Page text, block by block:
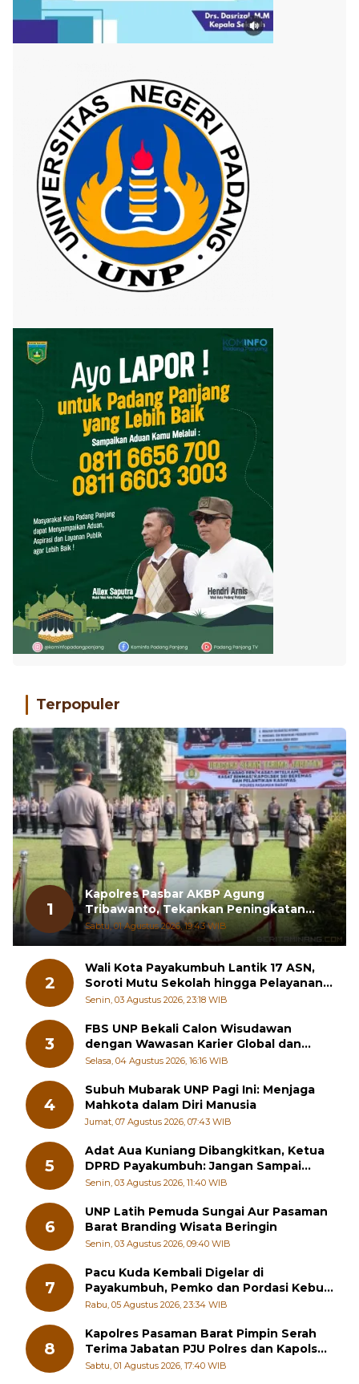
Terpopuler
1
Kapolres Pasbar AKBP Agung
Tribawanto, Tekankan Peningkatan
Pelayanan dan Sinergi dengan
Masyarakat
Sabtu, 01 Agustus 2026, 19:43 WIB
2
Wali Kota Payakumbuh Lantik 17 ASN,
Soroti Mutu Sekolah hingga Pelayanan
RSUD
Senin, 03 Agustus 2026, 23:18 WIB
3
FBS UNP Bekali Calon Wisudawan
dengan Wawasan Karier Global dan
Kewirausahaan Kreatif
Selasa, 04 Agustus 2026, 16:16 WIB
4
Subuh Mubarak UNP Pagi Ini: Menjaga
Mahkota dalam Diri Manusia
Jumat, 07 Agustus 2026, 07:43 WIB
5
Adat Aua Kuniang Dibangkitkan, Ketua
DPRD Payakumbuh: Jangan Sampai
Generasi Muda Hilang Jati Diri
Senin, 03 Agustus 2026, 11:40 WIB
6
UNP Latih Pemuda Sungai Aur Pasaman
Barat Branding Wisata Beringin
Senin, 03 Agustus 2026, 09:40 WIB
7
Pacu Kuda Kembali Digelar di
Payakumbuh, Pemko dan Pordasi Kebut
Persiapan!
Rabu, 05 Agustus 2026, 23:34 WIB
8
Kapolres Pasaman Barat Pimpin Serah
Terima Jabatan PJU Polres dan Kapolsek
Sungai Beremas
Sabtu, 01 Agustus 2026, 17:40 WIB